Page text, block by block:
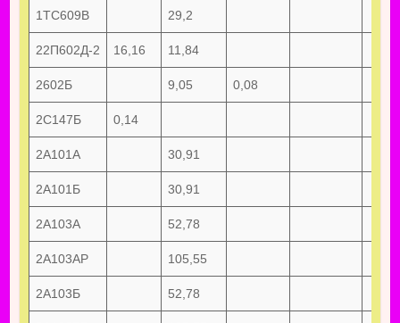
1ТС609В 29,2
22П602Д-2 16,16 11,84
2602Б 9,05 0,08
2С147Б 0,14
2А101А 30,91
2А101Б 30,91
2А103А 52,78
2А103АР 105,55
2А103Б 52,78